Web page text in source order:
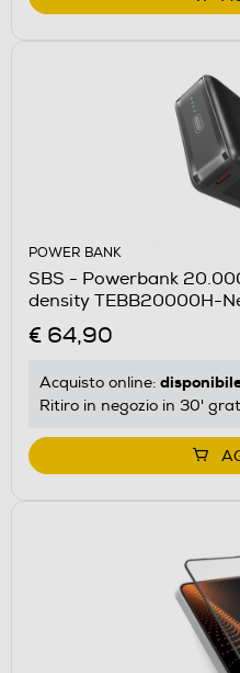
POWER BANK
SBS - Powerbank
density TEBB20000H-
€ 64,90
Acquisto online:
Ritiro in negozio in 30'